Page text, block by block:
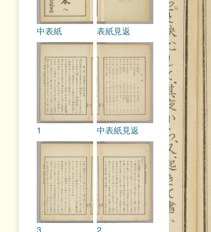
表紙見返
中表紙
中表紙見返
1
2
3